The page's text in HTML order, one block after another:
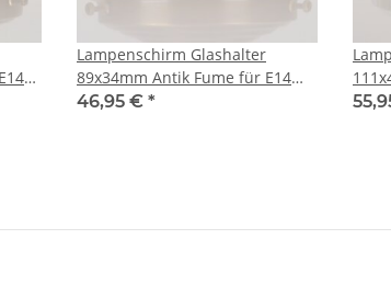
Lampenschirm Glashalter
89x34mm Antik Fume für E14
und E27 Fassung
46,95 € *
und